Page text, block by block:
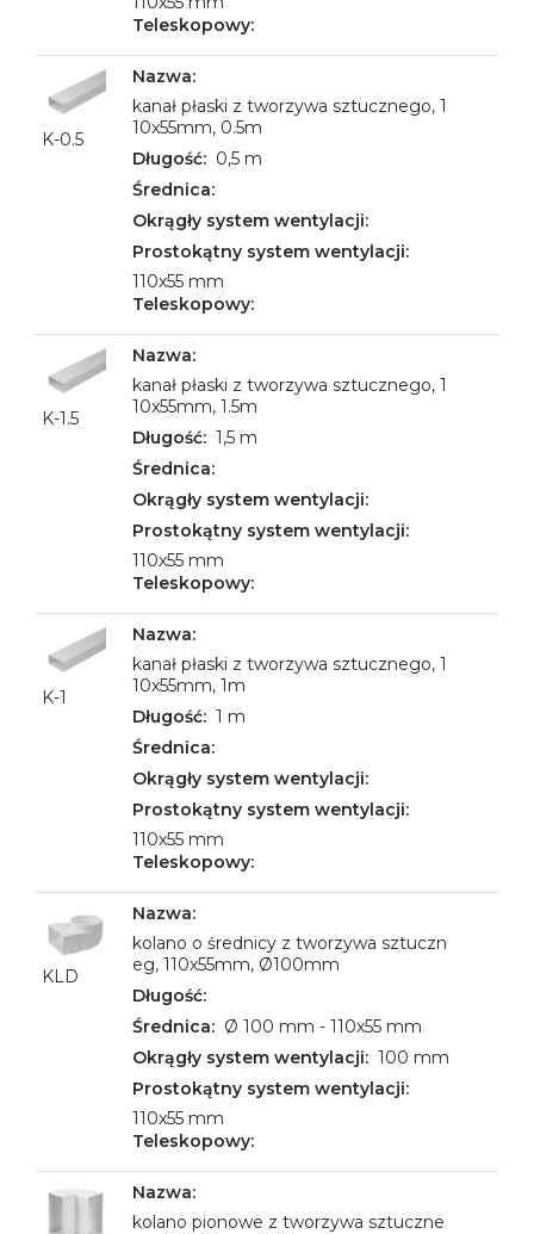
K-0.5
kanał płaski z tworzywa sztucznego, 1
10x55mm, 0.5m
0,5 m
110x55 mm
K-1.5
kanał płaski z tworzywa sztucznego, 1
10x55mm, 1.5m
1,5 m
110x55 mm
K-1
kanał płaski z tworzywa sztucznego, 1
10x55mm, 1m
1 m
110x55 mm
KLD
kolano o średnicy z tworzywa sztuczn
eg, 110x55mm, Ø100mm
Ø 100 mm - 110x55 mm
100 mm
110x55 mm
kolano pionowe z tworzywa sztuczne